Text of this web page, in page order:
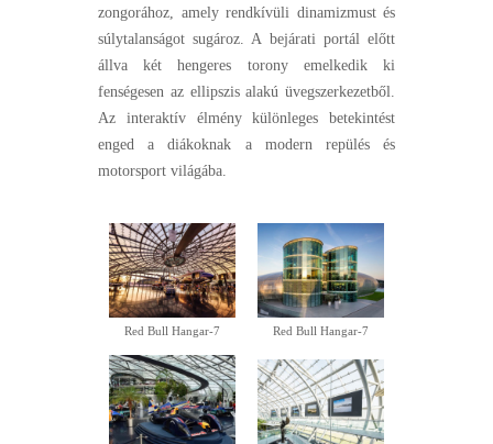
zongorához, amely rendkívüli dinamizmust és
súlytalanságot sugároz. A bejárati portál előtt
állva két hengeres torony emelkedik ki
fenségesen az ellipszis alakú üvegszerkezetből.
Az interaktív élmény különleges betekintést
enged a diákoknak a modern repülés és
motorsport világába.
Red Bull Hangar-7 Red Bull Hangar-7